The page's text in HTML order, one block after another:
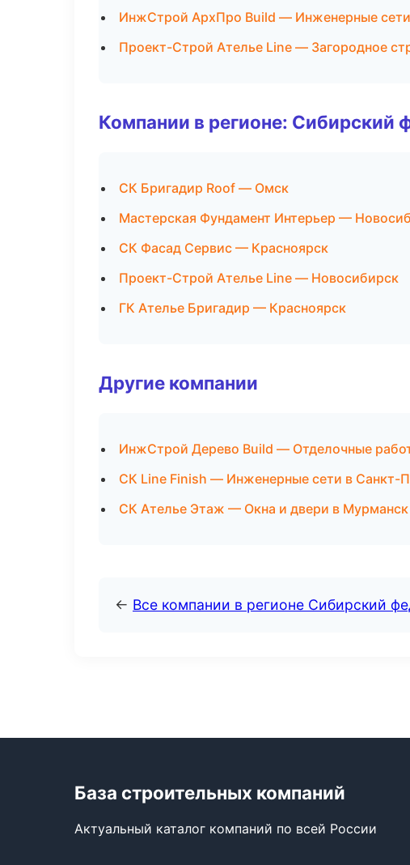
ИнжСтрой АрхПро Build — Инженерные сети
Проект-Строй Ателье Line — Загородное
Компании в регионе: Сибирский
СК Бригадир Roof — Омск
Мастерская Фундамент Интерьер —
СК Фасад Сервис — Красноярск
Проект-Строй Ателье Line — Новосибирск
ГК Ателье Бригадир — Красноярск
Другие компании
ИнжСтрой Дерево Build — Отделочные
СК Line Finish — Инженерные сети в Санкт-
СК Ателье Этаж — Окна и двери в Мурманск
← Все компании в регионе Сибирский
База строительных компаний
Актуальный каталог компаний по всей России